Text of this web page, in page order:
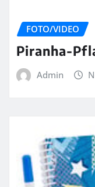
FOTO/VIDEO
Piranha-
Admin